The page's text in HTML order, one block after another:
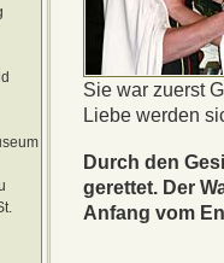
Sie war zuerst
Liebe werden
Durch den
gerettet. Der
Anfang vom